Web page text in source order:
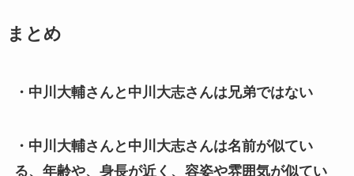
まとめ
・中川大輔さんと中川大志さんは兄弟ではない
・中川大輔さんと中川大志さんは名前が似てい
る、年齢や、身長が近く、容姿や雰囲気が似てい